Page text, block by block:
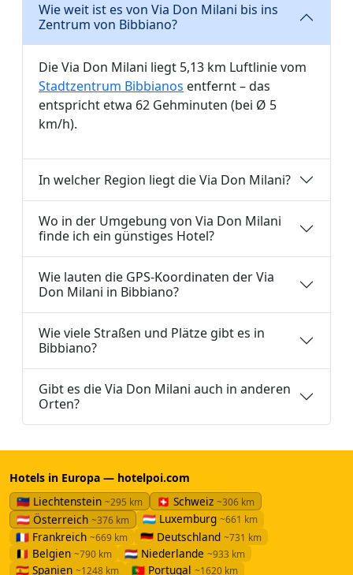
Wie weit ist es von Via Don Milani bis ins
Zentrum von Bibbiano?
Die Via Don Milani liegt 5,13 km Luftlinie vom
Stadtzentrum Bibbianos entfernt – das
entspricht etwa 62 Gehminuten (bei Ø 5
km/h).
In welcher Region liegt die Via Don Milani?
Wo in der Umgebung von Via Don Milani
finde ich ein günstiges Hotel?
Wie lauten die GPS-Koordinaten der Via
Don Milani in Bibbiano?
Wie viele Straßen und Plätze gibt es in
Bibbiano?
Gibt es die Via Don Milani auch in anderen
Orten?
Hotels in Europa — hotelpoi.com
🇱🇮 Liechtenstein ~295 km 🇨🇭 Schweiz ~306 km
🇦🇹 Österreich ~376 km 🇱🇺 Luxemburg ~661 km
🇫🇷 Frankreich ~669 km 🇩🇪 Deutschland ~731 km
🇧🇪 Belgien ~790 km 🇳🇱 Niederlande ~933 km
🇪🇸 Spanien ~1248 km 🇵🇹 Portugal ~1620 km